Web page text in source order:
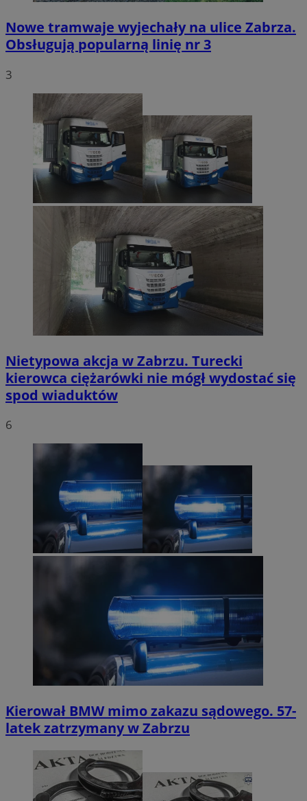
Nowe tramwaje wyjechały na ulice Zabrza.
Obsługują popularną linię nr 3
3
Nietypowa akcja w Zabrzu. Turecki
kierowca ciężarówki nie mógł wydostać się
spod wiaduktów
6
Kierował BMW mimo zakazu sądowego. 57-
latek zatrzymany w Zabrzu